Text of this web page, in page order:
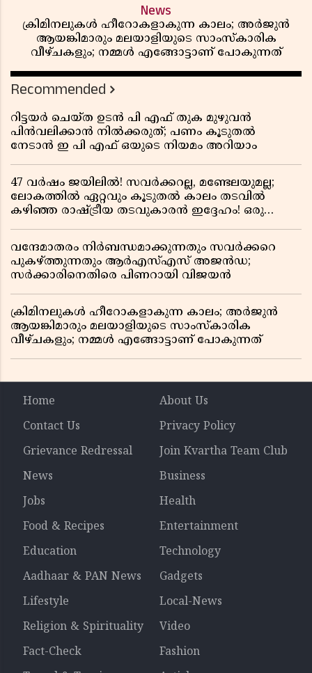
News
ക്രിമിനലുകൾ ഹീറോകളാകുന്ന കാലം; അർജുൻ
ആയങ്കിമാരും മലയാളിയുടെ സാംസ്കാരിക
വീഴ്ചകളും; നമ്മൾ എങ്ങോട്ടാണ് പോകുന്നത്
Recommended
റിട്ടയർ ചെയ്ത ഉടൻ പി എഫ് തുക മുഴുവൻ
പിൻവലിക്കാൻ നിൽക്കരുത്; പണം കൂടുതൽ
നേടാൻ ഇ പി എഫ് ഒയുടെ നിയമം അറിയാം
47 വർഷം ജയിലിൽ! സവർക്കറല്ല, മണ്ടേലയുമല്ല;
ലോകത്തിൽ ഏറ്റവും കൂടുതൽ കാലം തടവിൽ
കഴിഞ്ഞ രാഷ്ട്രീയ തടവുകാരൻ ഇദ്ദേഹം! ഒരു
വന്ദേമാതരം നിർബന്ധമാക്കുന്നതും സവർക്കറെ
പുകഴ്ത്തുന്നതും ആർഎസ്എസ് അജൻഡ;
സർക്കാരിനെതിരെ പിണറായി വിജയൻ
ക്രിമിനലുകൾ ഹീറോകളാകുന്ന കാലം; അർജുൻ
ആയങ്കിമാരും മലയാളിയുടെ സാംസ്കാരിക
വീഴ്ചകളും; നമ്മൾ എങ്ങോട്ടാണ് പോകുന്നത്
Home
About Us
Contact Us
Privacy Policy
Grievance Redressal
Join Kvartha Team Club
News
Business
Jobs
Health
Food & Recipes
Entertainment
Education
Technology
Aadhaar & PAN News
Gadgets
Lifestyle
Local-News
Religion & Spirituality
Video
Fact-Check
Fashion